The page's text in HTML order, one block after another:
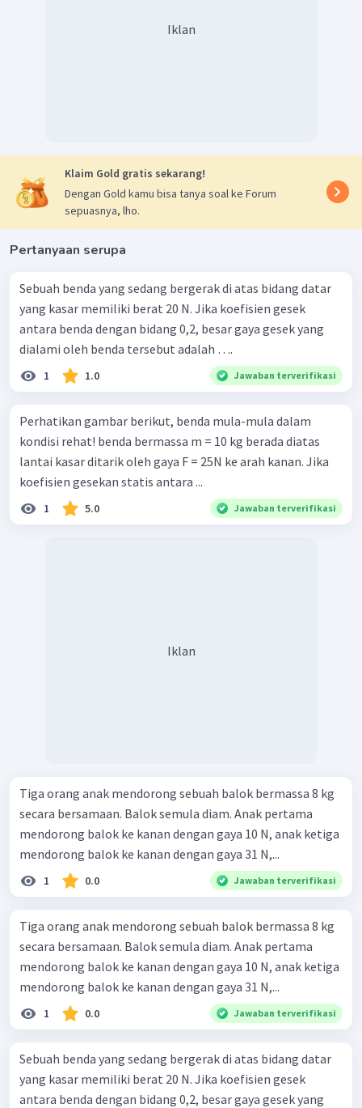
Iklan
Klaim Gold gratis sekarang!
Dengan Gold kamu bisa tanya soal ke Forum
sepuasnya, lho.
Pertanyaan serupa
Sebuah benda yang sedang bergerak di atas bidang datar
yang kasar memiliki berat 20 N. Jika koefisien gesek
antara benda dengan bidang 0,2, besar gaya gesek yang
dialami oleh benda tersebut adalah ….
1 1.0 Jawaban terverifikasi
Perhatikan gambar berikut, benda mula-mula dalam
kondisi rehat! benda bermassa m = 10 kg berada diatas
lantai kasar ditarik oleh gaya F = 25N ke arah kanan. Jika
koefisien gesekan statis antara ...
1 5.0 Jawaban terverifikasi
Iklan
Tiga orang anak mendorong sebuah balok bermassa 8 kg
secara bersamaan. Balok semula diam. Anak pertama
mendorong balok ke kanan dengan gaya 10 N, anak ketiga
mendorong balok ke kanan dengan gaya 31 N,...
1 0.0 Jawaban terverifikasi
Tiga orang anak mendorong sebuah balok bermassa 8 kg
secara bersamaan. Balok semula diam. Anak pertama
mendorong balok ke kanan dengan gaya 10 N, anak ketiga
mendorong balok ke kanan dengan gaya 31 N,...
1 0.0 Jawaban terverifikasi
Sebuah benda yang sedang bergerak di atas bidang datar
yang kasar memiliki berat 20 N. Jika koefisien gesek
antara benda dengan bidang 0,2, besar gaya gesek yang